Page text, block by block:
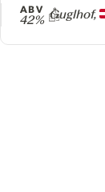
Guglhof,
ABV
42%